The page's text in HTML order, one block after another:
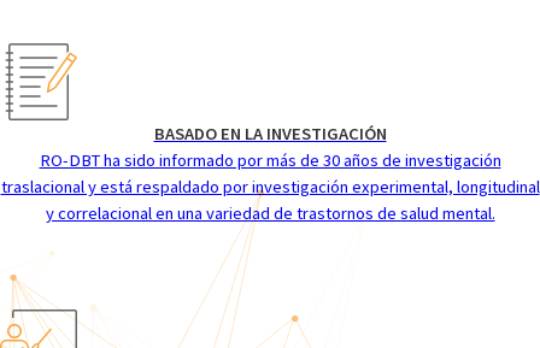
BASADO EN LA INVESTIGACIÓN
RO-DBT ha sido informado por más de 30 años de investigación
traslacional y está respaldado por investigación experimental, longitudinal
y correlacional en una variedad de trastornos de salud mental.